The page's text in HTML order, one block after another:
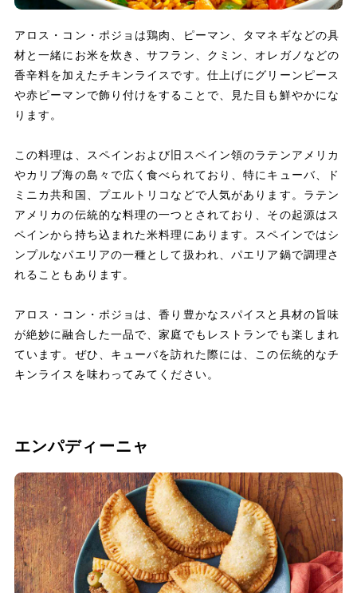
アロス・コン・ポジョは鶏肉、ピーマン、タマネギなどの具
材と一緒にお米を炊き、サフラン、クミン、オレガノなどの
香辛料を加えたチキンライスです。仕上げにグリーンピース
や赤ピーマンで飾り付けをすることで、見た目も鮮やかにな
ります。
この料理は、スペインおよび旧スペイン領のラテンアメリカ
やカリブ海の島々で広く食べられており、特にキューバ、ド
ミニカ共和国、プエルトリコなどで人気があります。ラテン
アメリカの伝統的な料理の一つとされており、その起源はス
ペインから持ち込まれた米料理にあります。スペインではシ
ンプルなパエリアの一種として扱われ、パエリア鍋で調理さ
れることもあります。
アロス・コン・ポジョは、香り豊かなスパイスと具材の旨味
が絶妙に融合した一品で、家庭でもレストランでも楽しまれ
ています。ぜひ、キューバを訪れた際には、この伝統的なチ
キンライスを味わってみてください。
エンパディーニャ